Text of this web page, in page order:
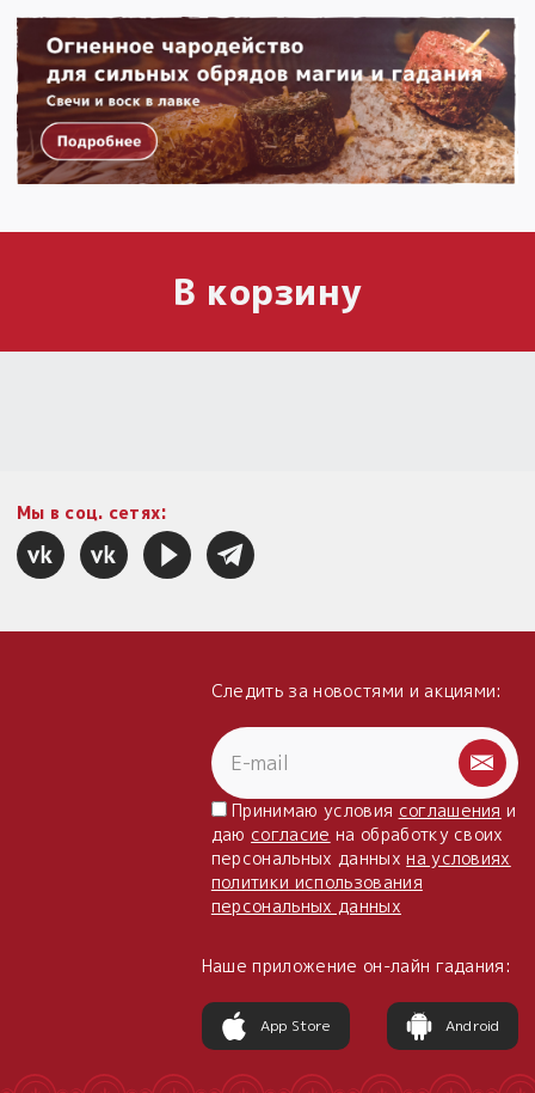
В корзину
Мы в соц. сетях:
Следить за новостями и акциями:
Принимаю условия соглашения и
даю согласие на обработку своих
персональных данныхна условиях
политики использования
персональных данных
Наше приложение он-лайн гадания:
App Store Android